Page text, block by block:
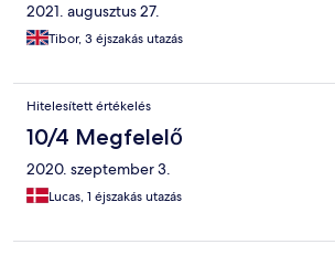
2021. augusztus 27.
Tibor, 3 éjszakás utazás
Hitelesített értékelés
10/4 Megfelelő
2020. szeptember 3.
Lucas, 1 éjszakás utazás